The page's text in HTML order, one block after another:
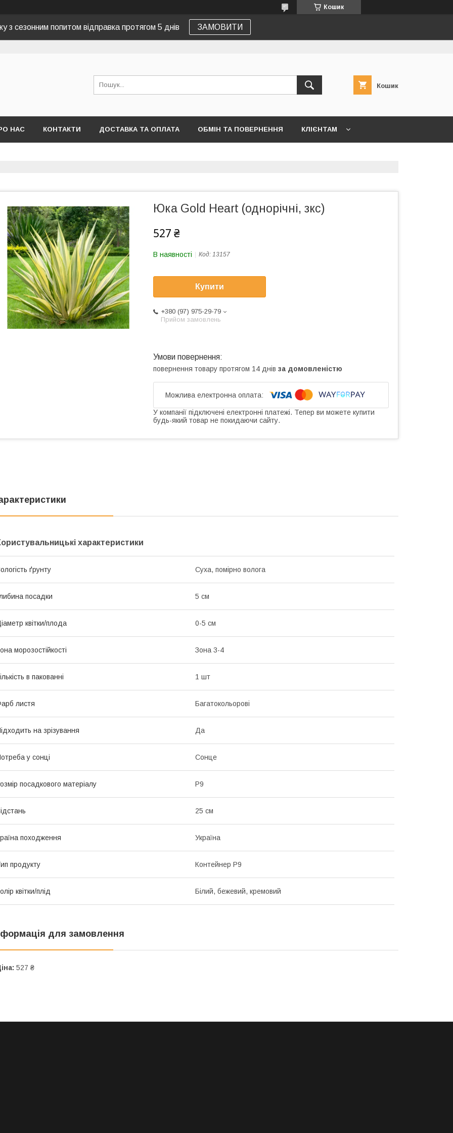
Кошик
з сезонним попитом відправка протягом 5 днів ЗАМОВИТИ
Кошик
НАС КОНТАКТИ ДОСТАВКА ТА ОПЛАТА ОБМІН ТА ПОВЕРНЕННЯ КЛІЄНТАМ
Юка Gold Heart (однорічні, зкс)
527 ₴
В наявності Код: 13157
Купити
+380 (97) 975-29-79
Прийом замовлень
повернення товару протягом 14 днів за домовленістю
У компанії підключені електронні платежі. Тепер ви можете купити
будь-який товар не покидаючи сайту.
характеристики
ґрунту Суха, помірно волога
посадки 5 см
квітки/плода 0-5 см
морозостійкості Зона 3-4
в пакованні 1 шт
листя Багатокольорові
на зрізування Да
у сонці Сонце
посадкового матеріалу P9
25 см
походження Україна
продукту Контейнер P9
квітки/плід Білий, бежевий, кремовий
для замовлення
527 ₴